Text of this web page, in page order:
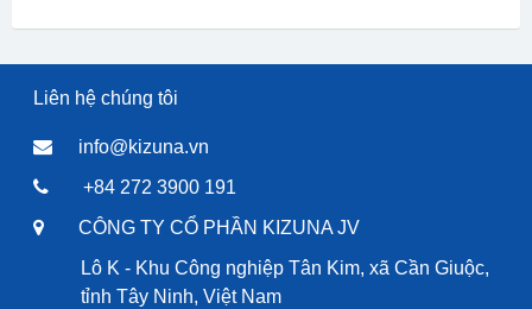
Liên hệ chúng tôi
info@kizuna.vn
+84 272 3900 191
CÔNG TY CỔ PHẦN KIZUNA JV
Lô K - Khu Công nghiệp Tân Kim, xã Cần Giuộc,
tỉnh Tây Ninh, Việt Nam